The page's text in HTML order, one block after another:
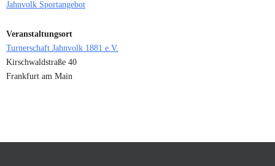
Jahnvolk Sportangebot
Veranstaltungsort
Turnerschaft Jahnvolk 1881 e.V.
Kirschwaldstraße 40
Frankfurt am Main